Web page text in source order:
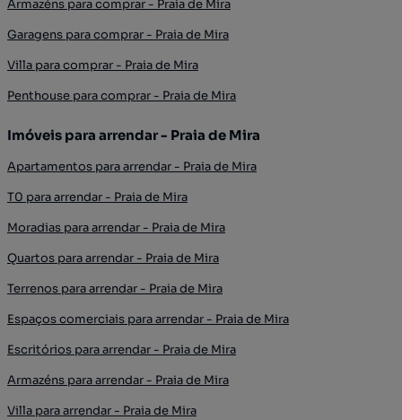
Armazéns para comprar - Praia de Mira
Garagens para comprar - Praia de Mira
Villa para comprar - Praia de Mira
Penthouse para comprar - Praia de Mira
Imóveis para arrendar - Praia de Mira
Apartamentos para arrendar - Praia de Mira
T0 para arrendar - Praia de Mira
Moradias para arrendar - Praia de Mira
Quartos para arrendar - Praia de Mira
Terrenos para arrendar - Praia de Mira
Espaços comerciais para arrendar - Praia de Mira
Escritórios para arrendar - Praia de Mira
Armazéns para arrendar - Praia de Mira
Villa para arrendar - Praia de Mira